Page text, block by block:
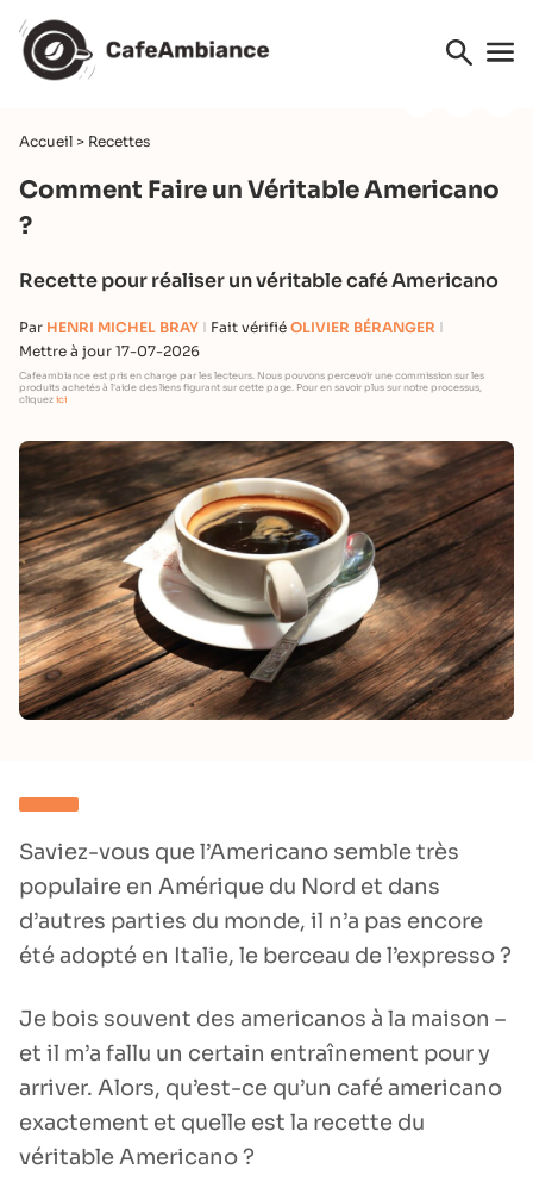
Accueil > Recettes
Comment Faire un Véritable Americano
?
Recette pour réaliser un véritable café Americano
Par HENRI MICHEL BRAY Fait vérifié OLIVIER BÉRANGER
Mettre à jour 17-07-2026
Cafeambiance est pris en charge par les lecteurs. Nous pouvons percevoir une commission sur les
produits achetés à l'aide des liens figurant sur cette page. Pour en savoir plus sur notre processus,
cliquez ici
Saviez-vous que l’Americano semble très
populaire en Amérique du Nord et dans
d’autres parties du monde, il n’a pas encore
été adopté en Italie, le berceau de l’expresso ?
Je bois souvent des americanos à la maison –
et il m’a fallu un certain entraînement pour y
arriver. Alors, qu’est-ce qu’un café americano
exactement et quelle est la recette du
véritable Americano ?